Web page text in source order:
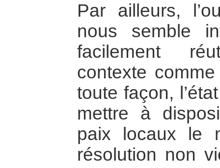
Par ailleurs,
nous semble
facilement
contexte
toute façon,
mettre à
paix locaux le
résolution non